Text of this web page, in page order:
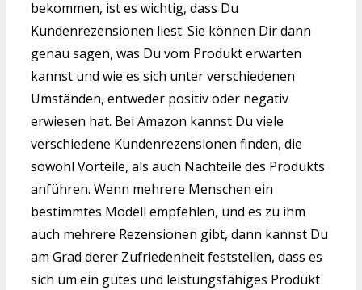
bekommen, ist es wichtig, dass Du
Kundenrezensionen liest. Sie können Dir dann
genau sagen, was Du vom Produkt erwarten
kannst und wie es sich unter verschiedenen
Umständen, entweder positiv oder negativ
erwiesen hat. Bei Amazon kannst Du viele
verschiedene Kundenrezensionen finden, die
sowohl Vorteile, als auch Nachteile des Produkts
anführen. Wenn mehrere Menschen ein
bestimmtes Modell empfehlen, und es zu ihm
auch mehrere Rezensionen gibt, dann kannst Du
am Grad derer Zufriedenheit feststellen, dass es
sich um ein gutes und leistungsfähiges Produkt